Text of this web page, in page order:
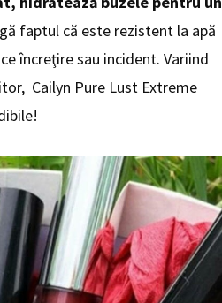
faptul că este rezistent la apă
încreţire sau incident. Variind
Cailyn Pure Lust Extreme